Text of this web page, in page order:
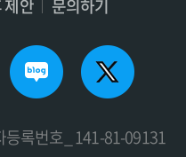
제안
문의하기
등록번호_ 141-81-09131